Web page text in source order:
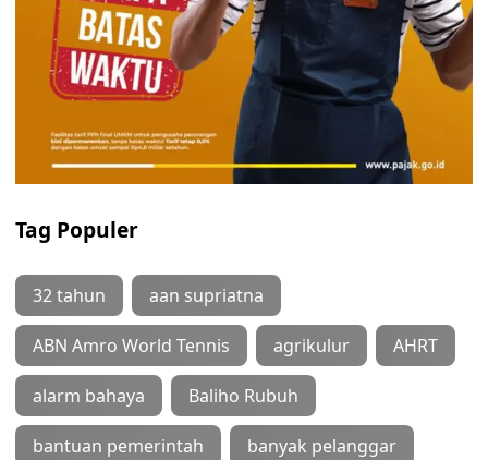
Tag Populer
32 tahun aan supriatna
ABN Amro World Tennis agrikulur AHRT
alarm bahaya Baliho Rubuh
bantuan pemerintah banyak pelanggar